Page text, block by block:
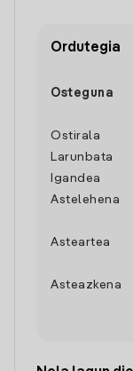
Ordutegia
Osteguna
Ostirala
Larunbata
Igandea
Astelehena
Asteartea
Asteazkena